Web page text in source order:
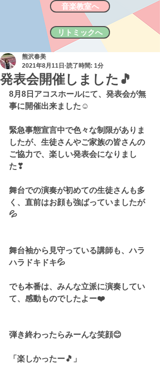
音楽教室へ
リトミックへ
発表会開催しました🎵
熊沢春美
2021年8月11日 読了時間: 1分
8月8日アコスホールにて、発表会が無
事に開催出来ました☺
緊急事態宣言中で色々な制限がありま
したが、生徒さんやご家族の皆さんの
ご協力で、楽しい発表会になりまし
た❣
舞台での演奏が初めての生徒さんも多
く、直前はお顔も強ばっていましたが
💦
舞台袖から見守っている講師も、ハラ
ハラドキドキ💦
でも本番は、みんな立派に演奏してい
て、感動ものでしたよー❤️
弾き終わったらみーんな笑顔😊
「楽しかったー🎵」